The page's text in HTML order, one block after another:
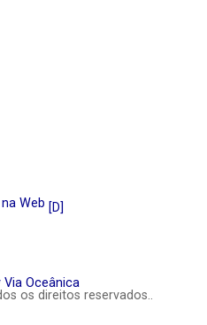
[D]
os direitos reservados..